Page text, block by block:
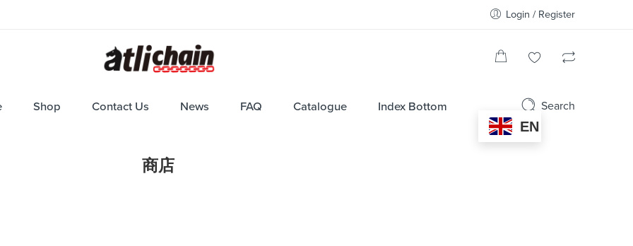
Login / Register
Shop Contact Us News FAQ Catalogue Index Bottom
EN
Search
商店